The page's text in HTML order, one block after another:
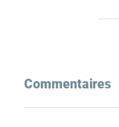
Commentaires